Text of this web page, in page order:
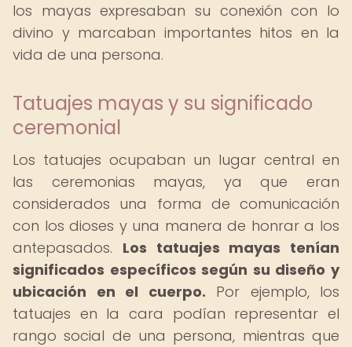
los mayas expresaban su conexión con lo
divino y marcaban importantes hitos en la
vida de una persona.
Tatuajes mayas y su significado
ceremonial
Los tatuajes ocupaban un lugar central en
las ceremonias mayas, ya que eran
considerados una forma de comunicación
con los dioses y una manera de honrar a los
antepasados. Los tatuajes mayas tenían
significados específicos según su diseño y
ubicación en el cuerpo. Por ejemplo, los
tatuajes en la cara podían representar el
rango social de una persona, mientras que